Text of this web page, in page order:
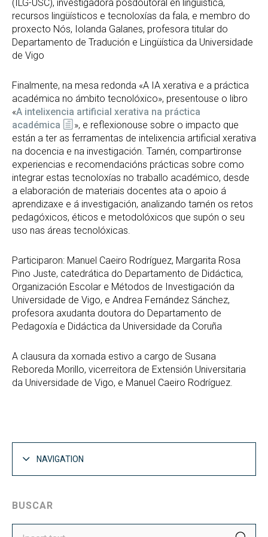
(ILG-USC), investigadora posdoutoral en lingüística,
recursos lingüísticos e tecnoloxías da fala, e membro do
proxecto Nós, Iolanda Galanes, profesora titular do
Departamento de Tradución e Lingüística da Universidade
de Vigo
Finalmente, na mesa redonda «A IA xerativa e a práctica
académica no ámbito tecnolóxico», presentouse o libro
«A intelixencia artificial xerativa na práctica
académica
», e reflexionouse sobre o impacto que
están a ter as ferramentas de intelixencia artificial xerativa
na docencia e na investigación. Tamén, compartironse
experiencias e recomendacións prácticas sobre como
integrar estas tecnoloxías no traballo académico, desde
a elaboración de materiais docentes ata o apoio á
aprendizaxe e á investigación, analizando tamén os retos
pedagóxicos, éticos e metodolóxicos que supón o seu
uso nas áreas tecnolóxicas.
Participaron: Manuel Caeiro Rodríguez, Margarita Rosa
Pino Juste, catedrática do Departamento de Didáctica,
Organización Escolar e Métodos de Investigación da
Universidade de Vigo, e Andrea Fernández Sánchez,
profesora axudanta doutora do Departamento de
Pedagoxía e Didáctica da Universidade da Coruña
A clausura da xornada estivo a cargo de Susana
Reboreda Morillo, vicerreitora de Extensión Universitaria
da Universidade de Vigo, e Manuel Caeiro Rodríguez.
NAVIGATION
BUSCAR